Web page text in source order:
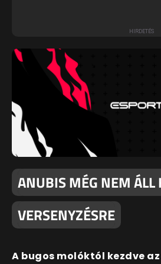
ANUBIS MÉG NEM ÁLL
VERSENYZÉSRE
A bugos molóktól kezdve